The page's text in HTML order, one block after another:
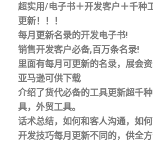
超实用/电子书＋开发客户＋千种
更新！！！
每月更新名录的开发电子书!
销售开发客户必备,百万条名录!
里面有每月可更新的名录，展会
亚马逊可供下载
介绍了货代必备的工具更新超千
具，外贸工具。
话术总结，如何和客人沟通，如
开发技巧每月更新不同的，供全方